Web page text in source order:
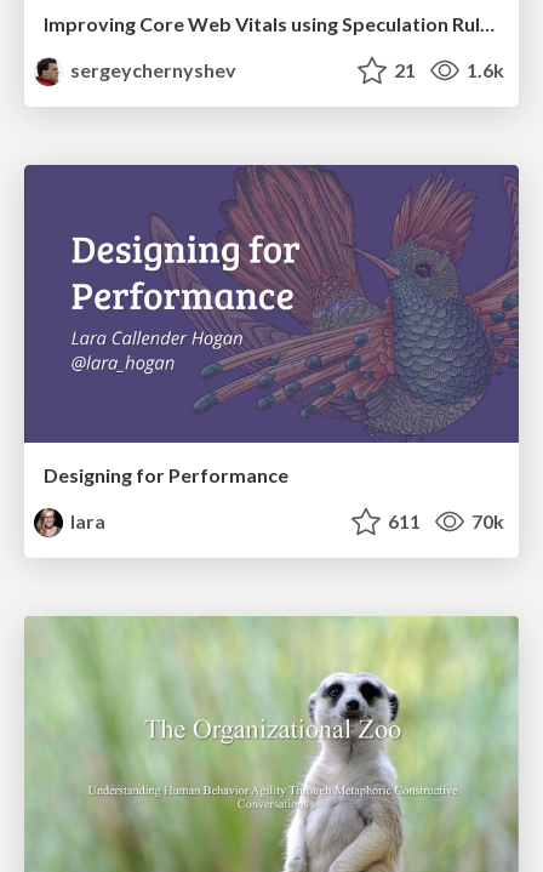
sergeychernyshev
21 1.6k
Designing for Performance
lara
611 70k